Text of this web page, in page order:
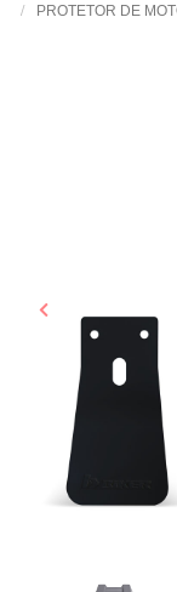
PROTETOR DE